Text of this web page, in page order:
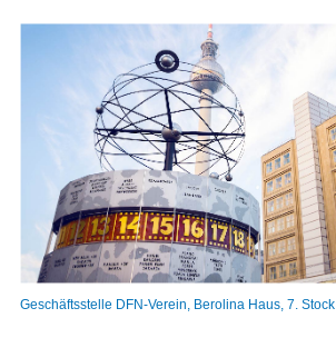
Webseiten des VCC
Geschäftsstelle DFN-Verein, Berolina Haus, 7. Stock